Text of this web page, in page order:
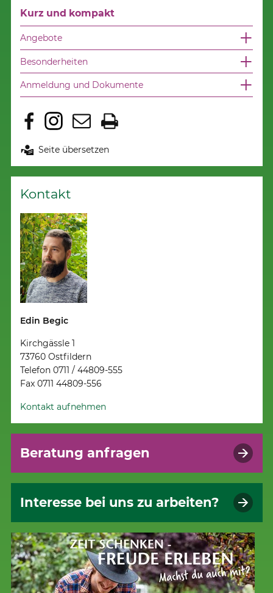
Kurz und kompakt
Angebote
Besonderheiten
Anmeldung und Dokumente
Seite übersetzen
Kontakt
Edin Begic
Kirchgässle 1
73760 Ostfildern
Telefon 0711 / 44809-555
Fax 0711 44809-556
Kontakt aufnehmen
Beratung anfragen
Interesse bei uns zu arbeiten?